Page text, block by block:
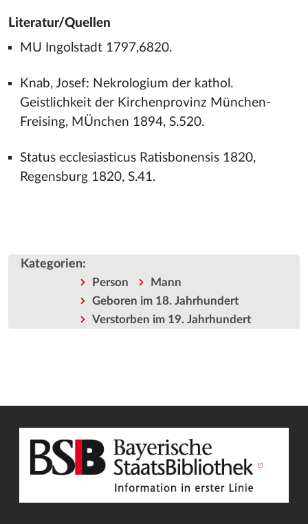
Literatur/Quellen
MU Ingolstadt 1797,6820.
Knab, Josef: Nekrologium der kathol.
Geistlichkeit der Kirchenprovinz München-
Freising, MÜnchen 1894, S.520.
Status ecclesiasticus Ratisbonensis 1820,
Regensburg 1820, S.41.
Kategorien:
Person
Mann
Geboren im 18. Jahrhundert
Verstorben im 19. Jahrhundert